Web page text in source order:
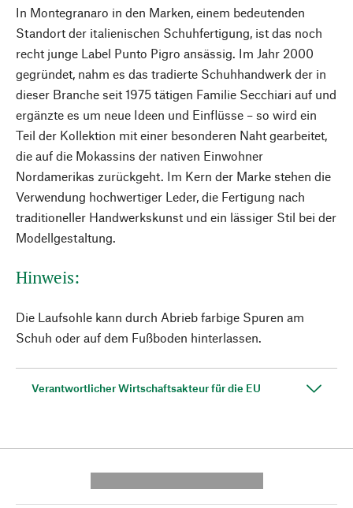
In Montegranaro in den Marken, einem bedeutenden
Standort der italienischen Schuhfertigung, ist das noch
recht junge Label Punto Pigro ansässig. Im Jahr 2000
gegründet, nahm es das tradierte Schuhhandwerk der in
dieser Branche seit 1975 tätigen Familie Secchiari auf und
ergänzte es um neue Ideen und Einflüsse – so wird ein
Teil der Kollektion mit einer besonderen Naht gearbeitet,
die auf die Mokassins der nativen Einwohner
Nordamerikas zurückgeht. Im Kern der Marke stehen die
Verwendung hochwertiger Leder, die Fertigung nach
traditioneller Handwerkskunst und ein lässiger Stil bei der
Modellgestaltung.
Hinweis:
Die Laufsohle kann durch Abrieb farbige Spuren am
Schuh oder auf dem Fußboden hinterlassen.
Verantwortlicher Wirtschaftsakteur für die EU